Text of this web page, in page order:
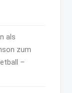
als
zum
–